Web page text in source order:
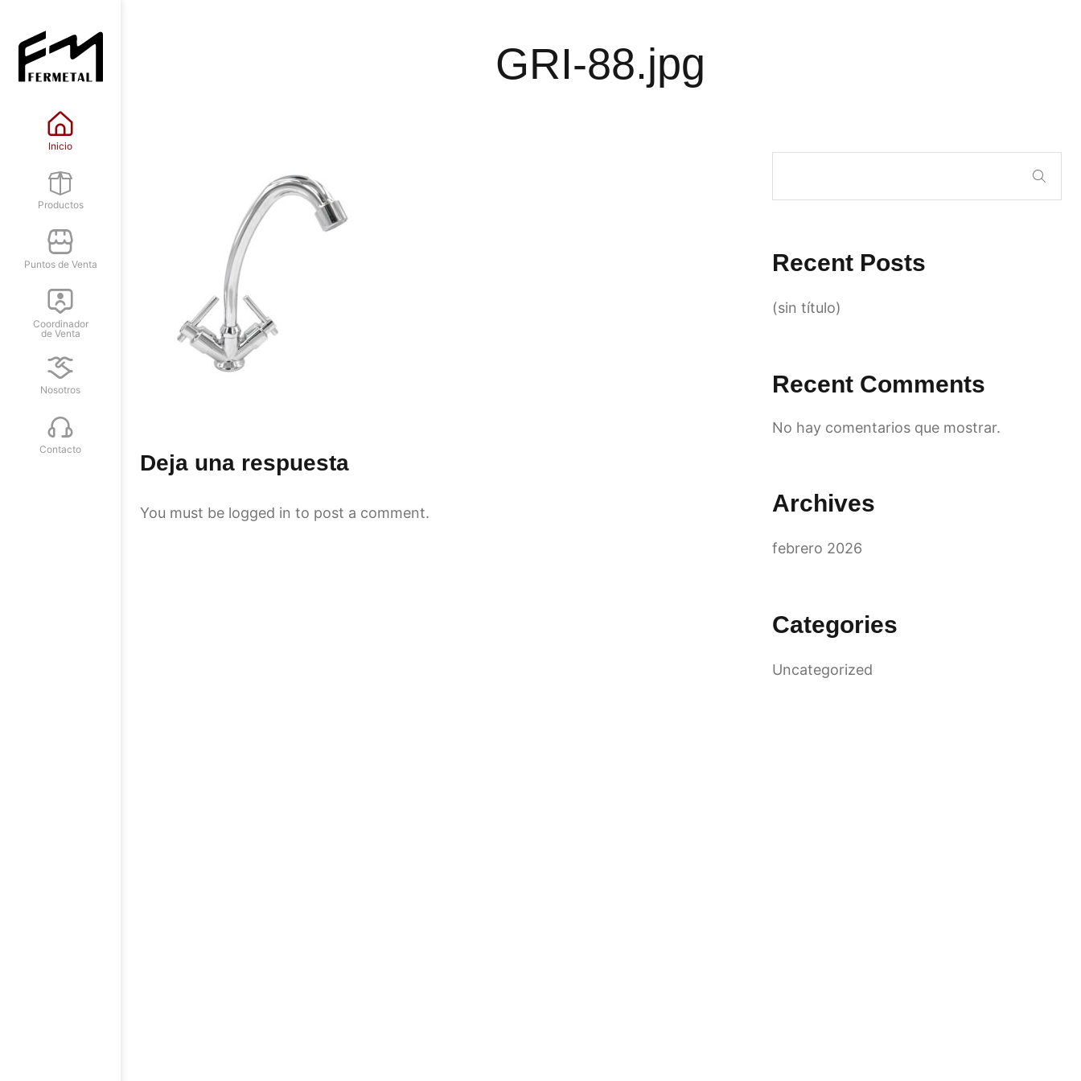
Inicio
Productos
Puntos de Venta
Coordinador
de Venta
Nosotros
Contacto
GRI-88.jpg
Recent Posts
(sin título)
Recent Comments
No hay comentarios que mostrar.
Archives
febrero 2026
Categories
Uncategorized
Deja una respuesta
You must be logged in to post a comment.